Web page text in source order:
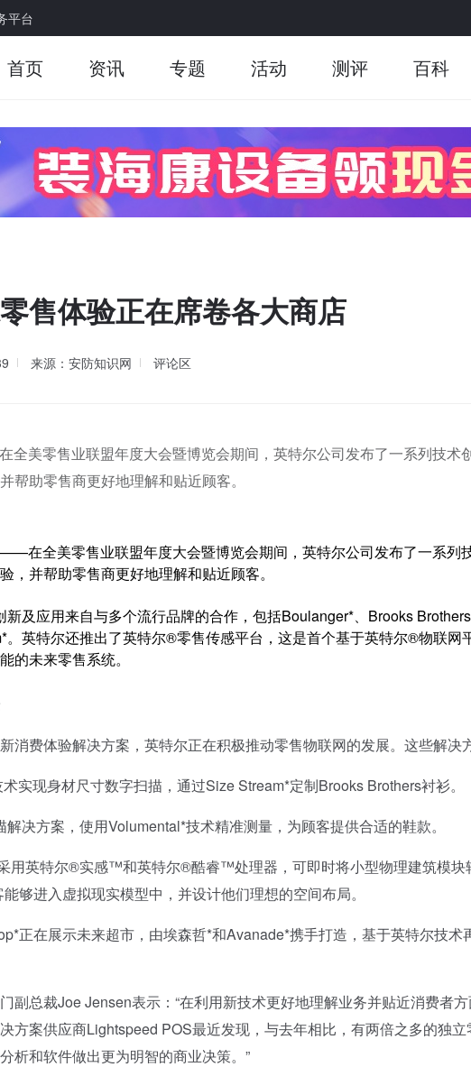
平台
首页 资讯 专题 活动 测评 百科
售体验正在席卷各大商店
来源：安防知识网 评论区
美零售业联盟年度大会暨博览会期间，英特尔公司发布了一系列技术
帮助零售商更好地理解和贴近顾客。
全美零售业联盟年度大会暨博览会期间，英特尔公司发布了一系列
，并帮助零售商更好地理解和贴近顾客。
及应用来自与多个流行品牌的合作，包括Boulanger*、Brooks
。英特尔还推出了英特尔®零售传感平台，这是首个基于英特尔®物联网
的未来零售系统。
费体验解决方案，英特尔正在积极推动零售物联网的发展。这些解决
现身材尺寸数字扫描，通过Size Stream*定制Brooks Brothers衬衫。
决方案，使用Volumental*技术精准测量，为顾客提供合适的鞋款。
英特尔®实感™和英特尔®酷睿™处理器，可即时将小型物理建筑模块
够进入虚拟现实模型中，并设计他们理想的空间布局。
正在展示未来超市，由埃森哲*和Avanade*携手打造，基于英特尔技术
总裁Joe Jensen表示：“在利用新技术更好地理解业务并贴近消费者
方案供应商Lightspeed POS最近发现，与去年相比，有两倍之多的独
析和软件做出更为明智的商业决策。”